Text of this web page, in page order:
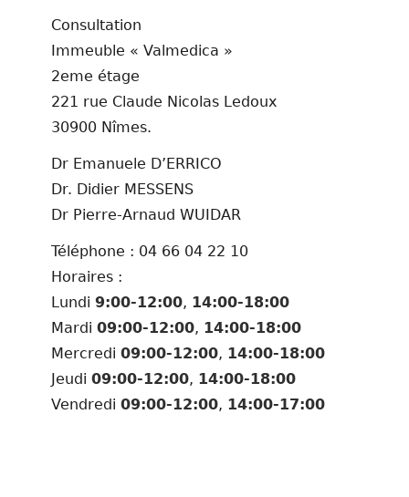
Consultation
Immeuble « Valmedica »
2eme étage
221 rue Claude Nicolas Ledoux
30900 Nîmes.
Dr Emanuele D’ERRICO
Dr. Didier MESSENS
Dr Pierre-Arnaud WUIDAR
Téléphone : 04 66 04 22 10
Horaires :
Lundi 9:00-12:00, 14:00-18:00
Mardi 09:00-12:00, 14:00-18:00
Mercredi 09:00-12:00, 14:00-18:00
Jeudi 09:00-12:00, 14:00-18:00
Vendredi 09:00-12:00, 14:00-17:00